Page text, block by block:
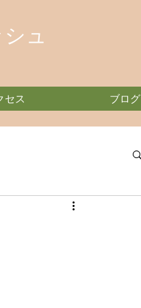
ュ
セス ブログ